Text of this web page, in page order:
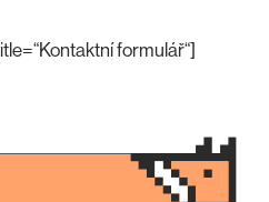
formulář“]